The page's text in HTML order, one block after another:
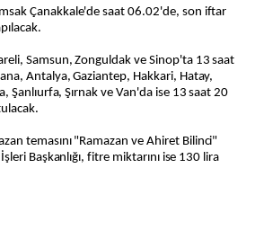
Çanakkale'de saat 06.02'de, son iftar
Samsun, Zonguldak ve Sinop'ta 13 saat
Antalya, Gaziantep, Hakkari, Hatay,
Şanlıurfa, Şırnak ve Van'da ise 13 saat 20
temasını "Ramazan ve Ahiret Bilinci"
Başkanlığı, fitre miktarını ise 130 lira